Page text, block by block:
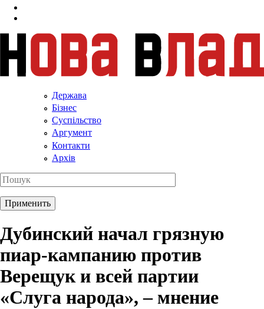
Держава
Бізнес
Суспільство
Аргумент
Контакти
Архів
Дубинский начал грязную
пиар-кампанию против
Верещук и всей партии
«Слуга народа», – мнение